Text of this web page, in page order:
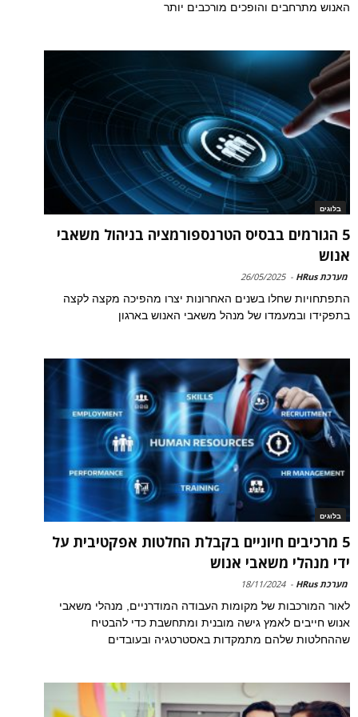
האנוש מתרחבים והופכים מורכבים יותר
בלוגים
5 הגורמים בבסיס הטרנספורמציה בניהול משאבי
אנוש
מערכת HRus -
26/05/2025
התפתחויות שחלו בשנים האחרונות יצרו מהפיכה מקצה לקצה
בתפקידו ובמעמדו של מנהל משאבי האנוש בארגון
בלוגים
5 מרכיבים חיוניים בקבלת החלטות אפקטיבית על
ידי מנהלי משאבי אנוש
מערכת HRus -
18/11/2024
לאור המורכבות של מקומות העבודה המודרניים, מנהלי משאבי
אנוש חייבים לאמץ גישה מובנית ומתחשבת כדי להבטיח
שההחלטות שלהם מתמקדות באסטרטגיה ובעובדים